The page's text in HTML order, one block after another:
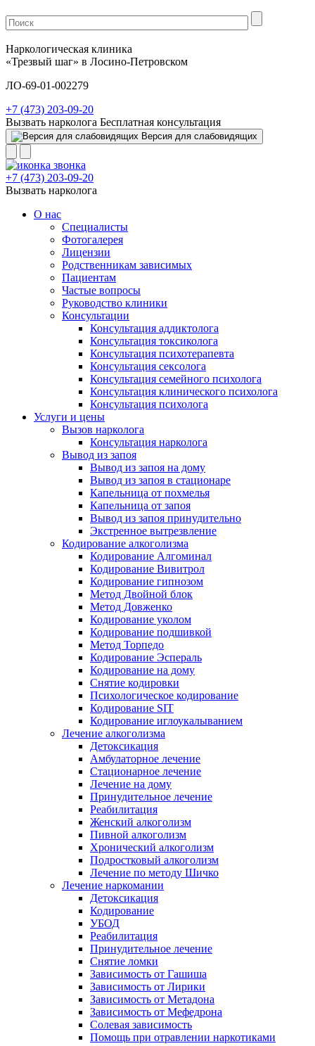
Наркологическая клиника
«Трезвый шаг» в Лосино-Петровском
ЛО-69-01-002279
+7 (473) 203-09-20
Вызвать нарколога Бесплатная консультация
Версия для слабовидящих
+7 (473) 203-09-20
Вызвать нарколога
О нас
Специалисты
Фотогалерея
Лицензии
Родственникам зависимых
Пациентам
Частые вопросы
Руководство клиники
Консультации
Консультация аддиктолога
Консультация токсиколога
Консультация психотерапевта
Консультация сексолога
Консультация семейного психолога
Консультация клинического психолога
Консультация психолога
Услуги и цены
Вызов нарколога
Консультация нарколога
Вывод из запоя
Вывод из запоя на дому
Вывод из запоя в стационаре
Капельница от похмелья
Капельница от запоя
Вывод из запоя принудительно
Экстренное вытрезвление
Кодирование алкоголизма
Кодирование Алгоминал
Кодирование Вивитрол
Кодирование гипнозом
Метод Двойной блок
Метод Довженко
Кодирование уколом
Кодирование подшивкой
Метод Торпедо
Кодирование Эспераль
Кодирование на дому
Снятие кодировки
Психологическое кодирование
Кодирование SIT
Кодирование иглоукалыванием
Лечение алкоголизма
Детоксикация
Амбулаторное лечение
Стационарное лечение
Лечение на дому
Принудительное лечение
Реабилитация
Женский алкоголизм
Пивной алкоголизм
Хронический алкоголизм
Подростковый алкоголизм
Лечение по методу Шичко
Лечение наркомании
Детоксикация
Кодирование
УБОД
Реабилитация
Принудительное лечение
Снятие ломки
Зависимость от Гашиша
Зависимость от Лирики
Зависимость от Метадона
Зависимость от Мефедрона
Солевая зависимость
Помощь при отравлении наркотиками